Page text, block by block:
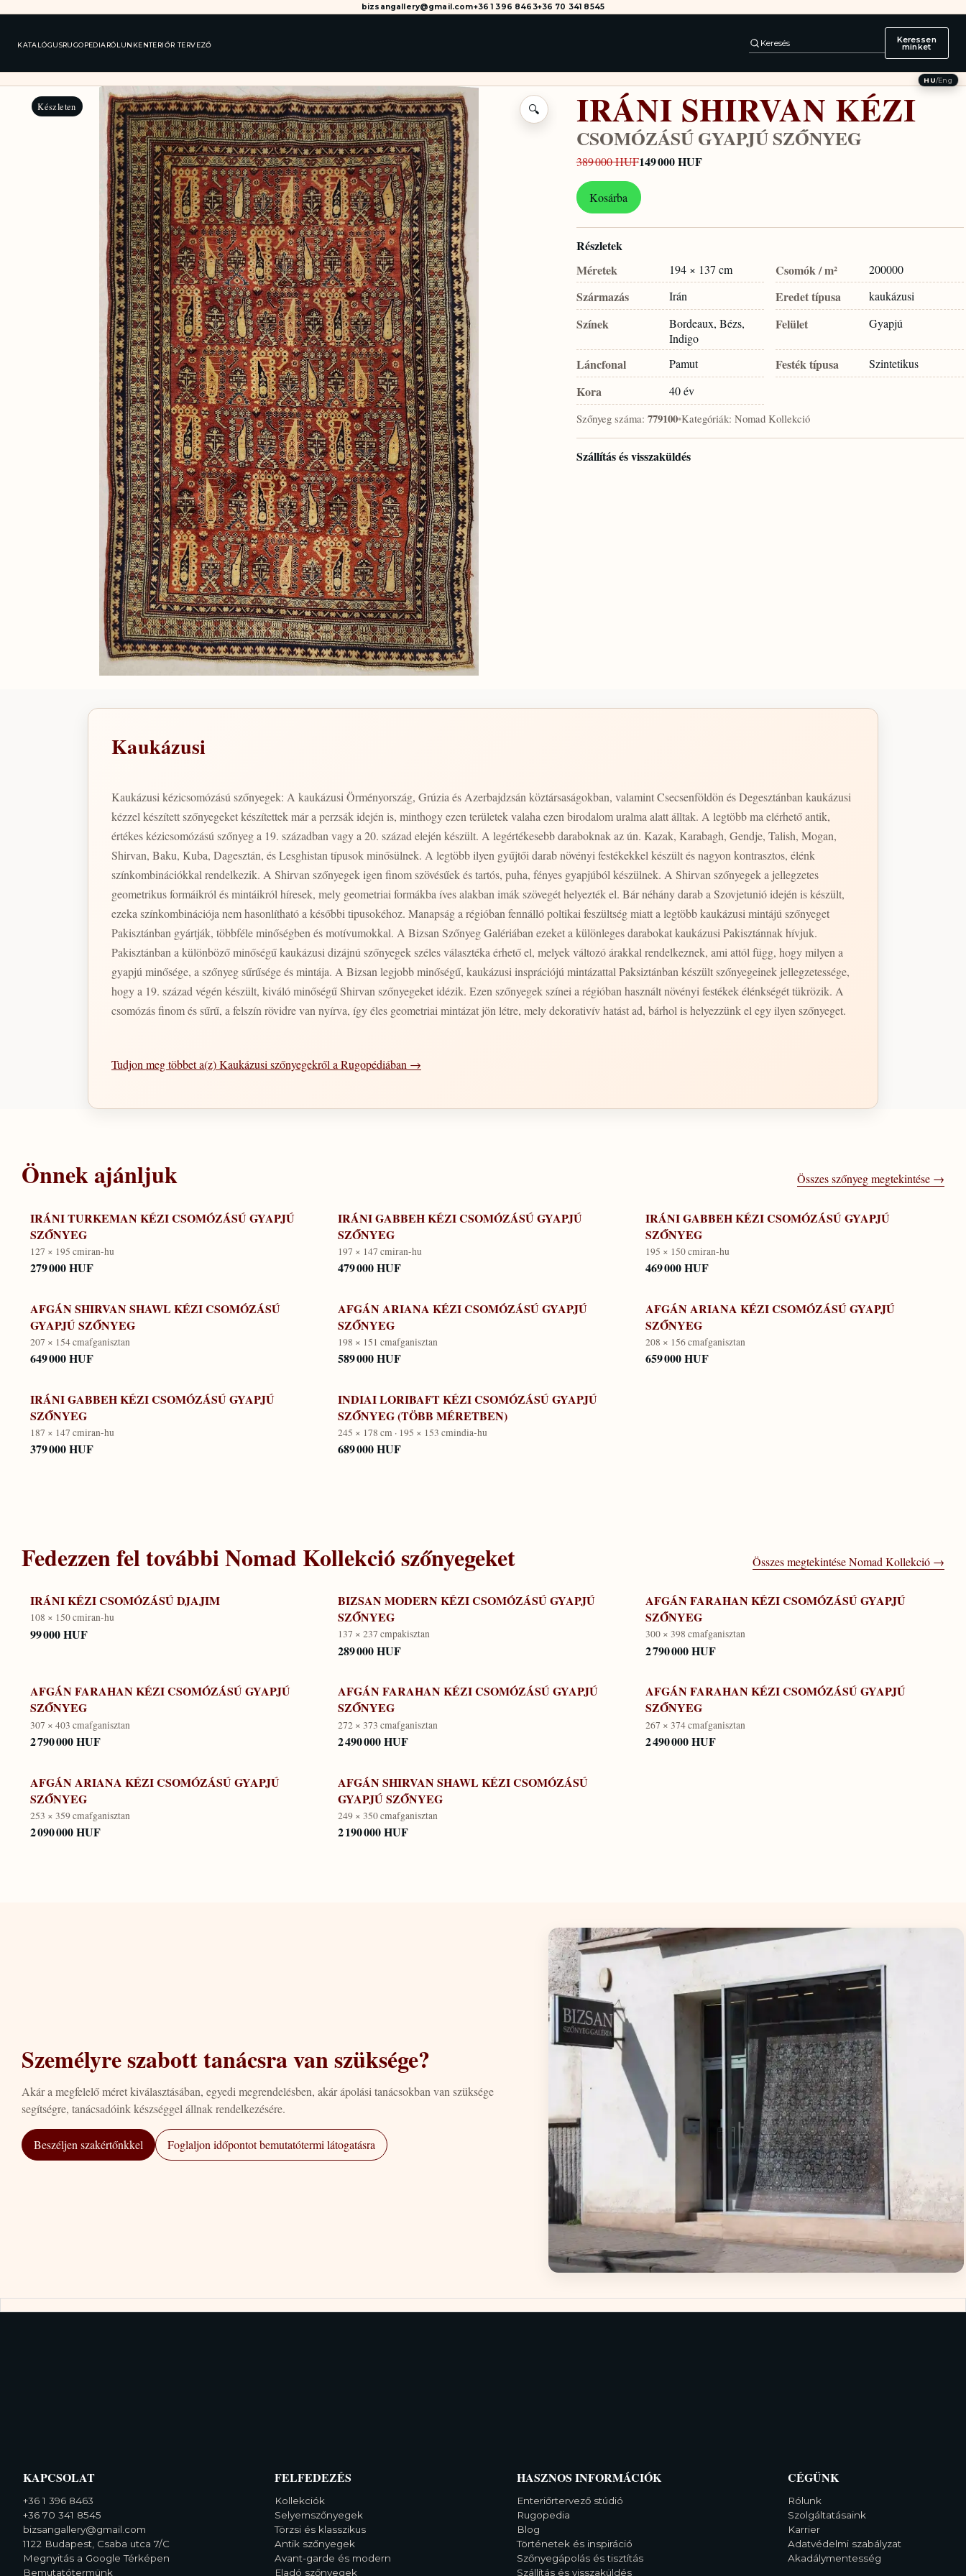
bizsangallery@gmail.com+36 1 396 8463+36 70 341 8545
KATALÓGUSRUGOPEDIARÓLUNKENTERIŐR TERVEZŐ Keresés Keressen
minket
HU/Eng
Készleten 🔍 IRÁNI SHIRVAN KÉZI
CSOMÓZÁSÚ GYAPJÚ SZŐNYEG
389 000 HUF149 000 HUF
Kosárba
Részletek
Méretek
194 × 137 cm Csomók / m² 200000
Származás Irán Eredet típusa kaukázusi
Színek
Bordeaux, Bézs,
Indigo
Felület Gyapjú
Láncfonal Pamut Festék típusa Szintetikus
Kora 40 év
Szőnyeg száma: 779100•Kategóriák: Nomad Kollekció
Szállítás és visszaküldés
Kaukázusi
Kaukázusi kézicsomózású szőnyegek: A kaukázusi Örményország, Grúzia és Azerbajdzsán köztársaságokban, valamint Csecsenföldön és Degesztánban kaukázusi
kézzel készített szőnyegeket készítettek már a perzsák idején is, minthogy ezen területek valaha ezen birodalom uralma alatt álltak. A legtöbb ma elérhető antik,
értékes kézicsomózású szőnyeg a 19. században vagy a 20. század elején készült. A legértékesebb daraboknak az ún. Kazak, Karabagh, Gendje, Talish, Mogan,
Shirvan, Baku, Kuba, Dagesztán, és Lesghistan típusok minősülnek. A legtöbb ilyen gyűjtői darab növényi festékekkel készült és nagyon kontrasztos, élénk
színkombinációkkal rendelkezik. A Shirvan szőnyegek igen finom szövésűek és tartós, puha, fényes gyapjúból készülnek. A Shirvan szőnyegek a jellegzetes
geometrikus formáikról és mintáikról híresek, mely geometriai formákba íves alakban imák szövegét helyezték el. Bár néhány darab a Szovjetunió idején is készült,
ezeka színkombinációja nem hasonlítható a későbbi tipusokéhoz. Manapság a régióban fennálló poltikai feszültség miatt a legtöbb kaukázusi mintájú szőnyeget
Pakisztánban gyártják, többféle minőségben és motívumokkal. A Bizsan Szőnyeg Galériában ezeket a különleges darabokat kaukázusi Pakisztánnak hívjuk.
Pakisztánban a különböző minőségű kaukázusi dizájnú szőnyegek széles választéka érhető el, melyek változó árakkal rendelkeznek, ami attól függ, hogy milyen a
gyapjú minősége, a szőnyeg sűrűsége és mintája. A Bizsan legjobb minőségű, kaukázusi insprációjú mintázattal Paksiztánban készült szőnyegeinek jellegzetessége,
hogy a 19. század végén készült, kiváló minőségű Shirvan szőnyegeket idézik. Ezen szőnyegek színei a régióban használt növényi festékek élénkségét tükrözik. A
csomózás finom és sűrű, a felszín rövidre van nyírva, így éles geometriai mintázat jön létre, mely dekorativív hatást ad, bárhol is helyezzünk el egy ilyen szőnyeget.
Tudjon meg többet a(z) Kaukázusi szőnyegekről a Rugopédiában →
Önnek ajánljuk Összes szőnyeg megtekintése →
IRÁNI TURKEMAN KÉZI CSOMÓZÁSÚ GYAPJÚ
SZŐNYEG
127 × 195 cmiran-hu
279 000 HUF
IRÁNI GABBEH KÉZI CSOMÓZÁSÚ GYAPJÚ
SZŐNYEG
197 × 147 cmiran-hu
479 000 HUF
IRÁNI GABBEH KÉZI CSOMÓZÁSÚ GYAPJÚ
SZŐNYEG
195 × 150 cmiran-hu
469 000 HUF
AFGÁN SHIRVAN SHAWL KÉZI CSOMÓZÁSÚ
GYAPJÚ SZŐNYEG
207 × 154 cmafganisztan
649 000 HUF
AFGÁN ARIANA KÉZI CSOMÓZÁSÚ GYAPJÚ
SZŐNYEG
198 × 151 cmafganisztan
589 000 HUF
AFGÁN ARIANA KÉZI CSOMÓZÁSÚ GYAPJÚ
SZŐNYEG
208 × 156 cmafganisztan
659 000 HUF
IRÁNI GABBEH KÉZI CSOMÓZÁSÚ GYAPJÚ
SZŐNYEG
187 × 147 cmiran-hu
379 000 HUF
INDIAI LORIBAFT KÉZI CSOMÓZÁSÚ GYAPJÚ
SZŐNYEG (TÖBB MÉRETBEN)
245 × 178 cm · 195 × 153 cmindia-hu
689 000 HUF
Fedezzen fel továbbiNomad Kollekciószőnyegeket Összes megtekintése Nomad Kollekció →
IRÁNI KÉZI CSOMÓZÁSÚ DJAJIM
108 × 150 cmiran-hu
99 000 HUF
BIZSAN MODERN KÉZI CSOMÓZÁSÚ GYAPJÚ
SZŐNYEG
137 × 237 cmpakisztan
289 000 HUF
AFGÁN FARAHAN KÉZI CSOMÓZÁSÚ GYAPJÚ
SZŐNYEG
300 × 398 cmafganisztan
2 790 000 HUF
AFGÁN FARAHAN KÉZI CSOMÓZÁSÚ GYAPJÚ
SZŐNYEG
307 × 403 cmafganisztan
2 790 000 HUF
AFGÁN FARAHAN KÉZI CSOMÓZÁSÚ GYAPJÚ
SZŐNYEG
272 × 373 cmafganisztan
2 490 000 HUF
AFGÁN FARAHAN KÉZI CSOMÓZÁSÚ GYAPJÚ
SZŐNYEG
267 × 374 cmafganisztan
2 490 000 HUF
AFGÁN ARIANA KÉZI CSOMÓZÁSÚ GYAPJÚ
SZŐNYEG
253 × 359 cmafganisztan
2 090 000 HUF
AFGÁN SHIRVAN SHAWL KÉZI CSOMÓZÁSÚ
GYAPJÚ SZŐNYEG
249 × 350 cmafganisztan
2 190 000 HUF
Személyre szabott tanácsra van szüksége?
Akár a megfelelő méret kiválasztásában, egyedi megrendelésben, akár ápolási tanácsokban van szüksége
segítségre, tanácsadóink készséggel állnak rendelkezésére.
Beszéljen szakértőnkkel Foglaljon időpontot bemutatótermi látogatásra
KAPCSOLAT
+36 1 396 8463
+36 70 341 8545
bizsangallery@gmail.com
1122 Budapest, Csaba utca 7/C
Megnyitás a Google Térképen
Bemutatótermünk
FELFEDEZÉS
Kollekciók
Selyemszőnyegek
Törzsi és klasszikus
Antik szőnyegek
Avant-garde és modern
Eladó szőnyegek
HASZNOS INFORMÁCIÓK
Enteriőrtervező stúdió
Rugopedia
Blog
Történetek és inspiráció
Szőnyegápolás és tisztítás
Szállítás és visszaküldés
CÉGÜNK
Rólunk
Szolgáltatásaink
Karrier
Adatvédelmi szabályzat
Akadálymentesség